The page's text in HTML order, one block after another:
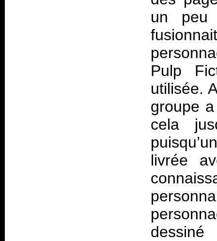
un peu
Pulp
utilisée.
groupe
cela
livrée